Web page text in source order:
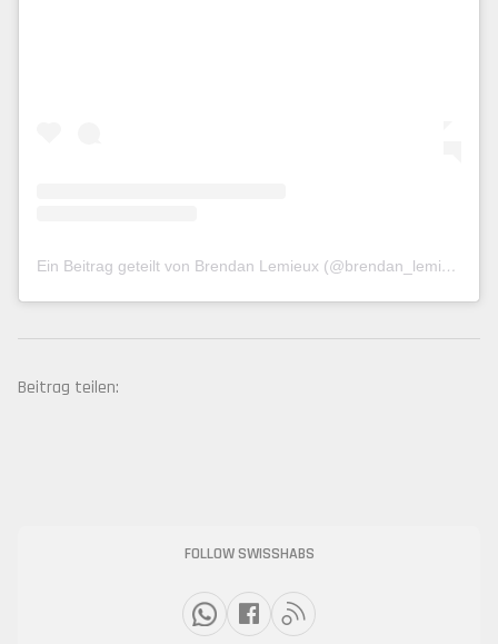
Ein Beitrag geteilt von Brendan Lemieux (@brendan_lemieux)
Beitrag teilen:
FOLLOW SWISSHABS